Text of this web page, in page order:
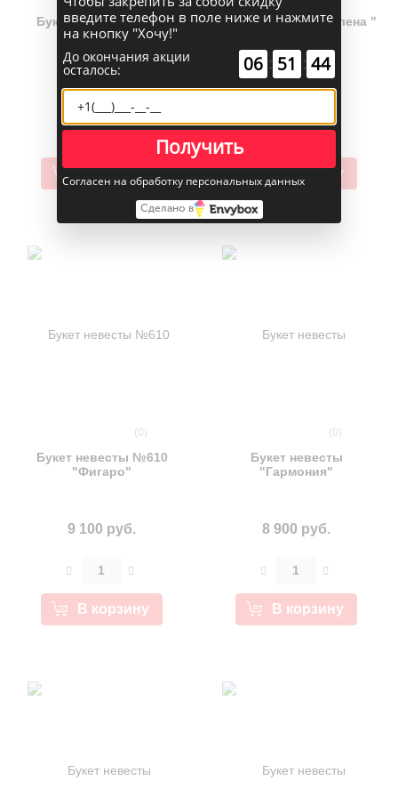
Букет невесты №407
"Лили"
8 900 руб.
В корзину
Букет невесты " Селена "
8 900 руб.
В корзину
(0)
Букет невесты №610
"Фигаро"
9 100 руб.
В корзину
(0)
Букет невесты
"Гармония"
8 900 руб.
В корзину
введите телефон в поле ниже и нажмите
на кнопку "Хочу!"
До окончания акции
осталось: 00 : 00 : 58
Получить
Согласен на обработку персональных данных
Сделано в